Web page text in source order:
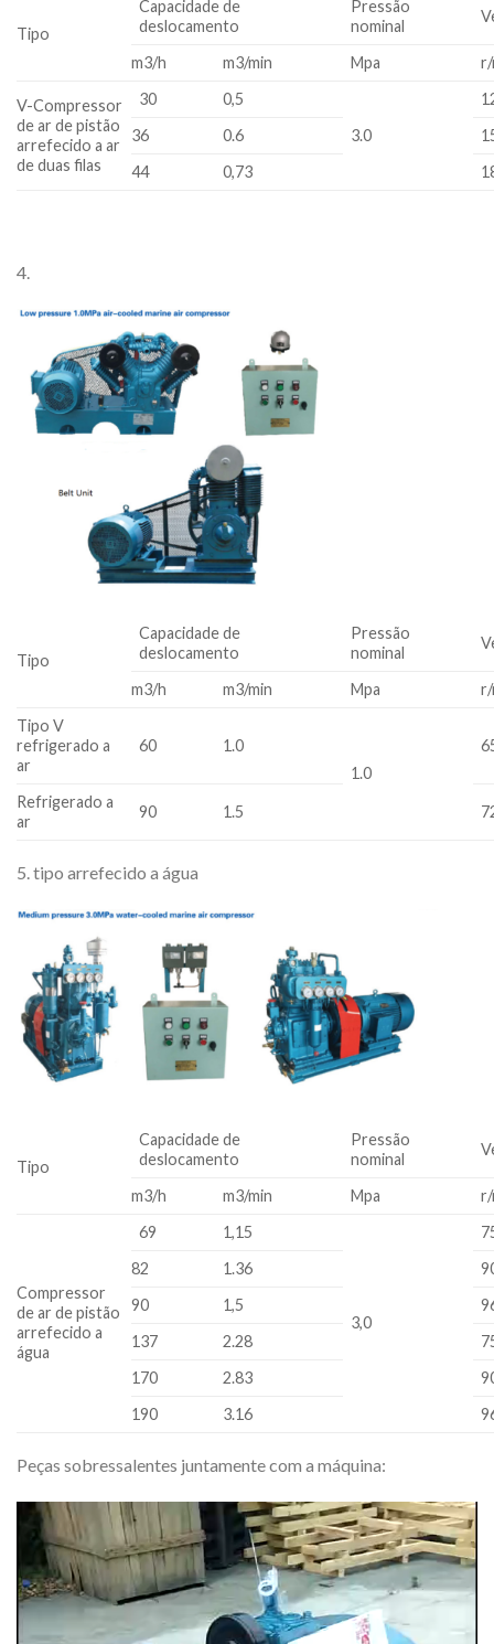
Tipo
Capacidade de
deslocamento
Pressão
nominal
m3/h m3/min Mpa r/
V-Compressor
de ar de pistão
arrefecido a ar
de duas filas
30
0,5
3.0
36
0.6
44
0,73
4.
Tipo
Capacidade de
deslocamento
Pressão
nominal
m3/h m3/min Mpa
r/
Tipo V
refrigerado a
ar
60
1.0
1.0
Refrigerado a
ar
90 1.5
5. tipo arrefecido a água
Tipo
Capacidade de
deslocamento
Pressão
nominal
m3/h m3/min Mpa r/
Compressor
de ar de pistão
arrefecido a
água
69 1,15
3,0
82
1.36
90
1,5
137
2.28
170
2.83
190
3.16
Peças sobressalentes juntamente com a máquina:
Video
Player